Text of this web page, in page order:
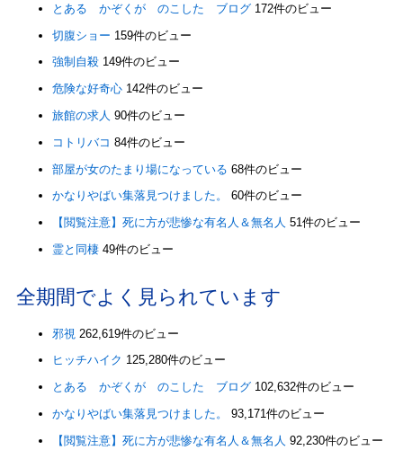
とある かぞくが のこした ブログ 172件のビュー
切腹ショー 159件のビュー
強制自殺 149件のビュー
危険な好奇心 142件のビュー
旅館の求人 90件のビュー
コトリバコ 84件のビュー
部屋が女のたまり場になっている 68件のビュー
かなりやばい集落見つけました。
60件のビュー
【閲覧注意】死に方が悲惨な有名人＆無名人 51件のビュー
霊と同棲 49件のビュー
全期間でよく見られています
邪視 262,619件のビュー
ヒッチハイク 125,280件のビュー
とある かぞくが のこした ブログ 102,632件のビュー
かなりやばい集落見つけました。
93,171件のビュー
【閲覧注意】死に方が悲惨な有名人＆無名人 92,230件のビュー